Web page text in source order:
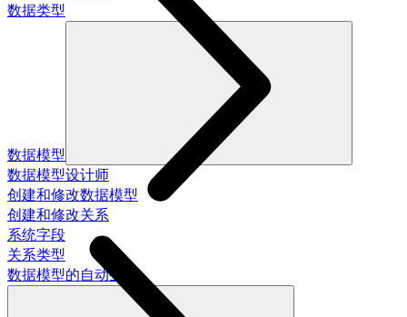
数据类型
数据模型
数据模型设计师
创建和修改数据模型
创建和修改关系
系统字段
关系类型
数据模型的自动生成